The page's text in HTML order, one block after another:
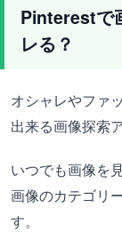
Pinterestで
レる？
オシャレやファ
出来る画像探索
いつでも画像を
画像のカテゴリ
す。